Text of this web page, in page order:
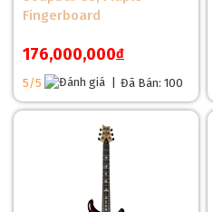
Cần đàn được làm từ gỗ Maple,
tạo cảm giác chơi mượt mà và
kỹ thuật chơi phức tạp. Sự kết
phím Rosewood giúp tăng
lắng, mang lại trải nghiệm tuyệt
Fingerboard
176,000,000đ
5/5 Đã Bán: 100